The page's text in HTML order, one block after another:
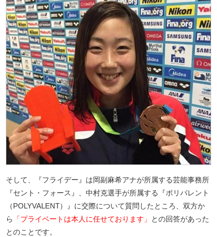
そして、『フライデー』は岡副麻希アナが所属する芸能事務所
『セント・フォース』、中村克選手が所属する『ポリバレント
（POLYVALENT）』に交際について質問したところ、双方か
ら
「プライベートは本人に任せております」
との回答があった
とのことです。